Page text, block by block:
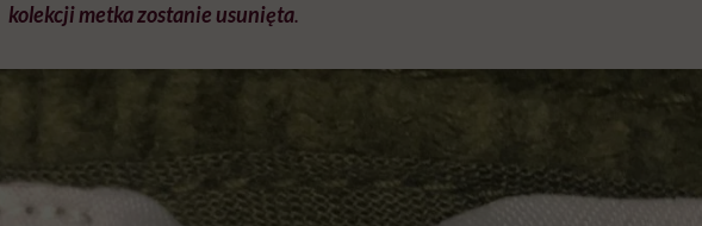
kolekcji metka zostanie usunięta.